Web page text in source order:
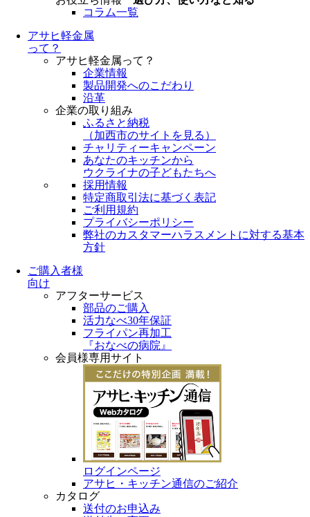
コラム一覧
アサヒ軽金属
って？
アサヒ軽金属って？
企業情報
製品開発へのこだわり
沿革
企業の取り組み
ふるさと納税
（加西市のサイトを見る ）
チャリティーキャンペーン
あなたのキッチンから
ウクライナの子どもたちへ
採用情報
特定商取引法に基づく表記
ご利用規約
プライバシーポリシー
弊社のカスタマーハラスメントに対する基本
方針
ご購入者様
向け
アフターサービス
部品のご購入
活力なべ30年保証
フライパン再加工
『おなべの病院』
会員様専用サイト
ログインページ
アサヒ・キッチン通信のご紹介
カタログ
送付のお申込み